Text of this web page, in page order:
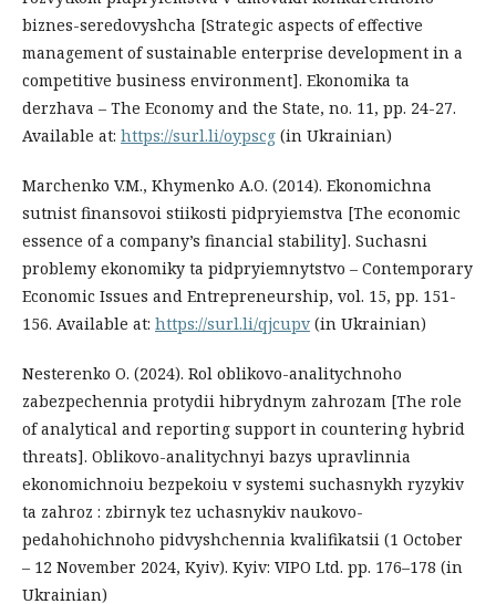
biznes-seredovyshcha [Strategic aspects of effective
management of sustainable enterprise development in a
competitive business environment]. Ekonomika ta
derzhava – The Economy and the State, no. 11, рр. 24-27.
Available at: https://surl.li/oypscg (in Ukrainian)
Marchenko V.M., Khymenko A.O. (2014). Ekonomichna
sutnist finansovoi stiikosti pidpryiemstva [The economic
essence of a company’s financial stability]. Suchasni
problemy ekonomiky ta pidpryiemnytstvo – Contemporary
Economic Issues and Entrepreneurship, vol. 15, рр. 151-
156. Available at: https://surl.li/qjcupv (in Ukrainian)
Nesterenko O. (2024). Rol oblikovo-analitychnoho
zabezpechennia protydii hibrydnym zahrozam [The role
of analytical and reporting support in countering hybrid
threats]. Oblikovo-analitychnyi bazys upravlinnia
ekonomichnoiu bezpekoiu v systemi suchasnykh ryzykiv
ta zahroz : zbirnyk tez uchasnykiv naukovo-
pedahohichnoho pidvyshchennia kvalifikatsii (1 October
– 12 November 2024, Kyiv). Kyiv: VIPO Ltd. pp. 176–178 (in
Ukrainian)